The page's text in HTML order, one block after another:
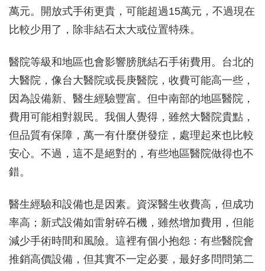
萬元。開放式手術更貴，可能超過15萬元，不過現在
比較少用了，除非結石太大或位置特殊。
醫院等級和地區也會影響膀胱結石手術費用。台北的
大醫院，像台大醫院或長庚醫院，收費可能高一些，
因為設備新、醫生經驗豐富。但中南部的地區醫院，
費用可能相對親民。我個人覺得，雖然大醫院貴點，
但品質有保障，萬一有什麼併發症，處理起來也比較
安心。不過，這不是絕對的，有些地區醫院做得也不
錯。
醫生經驗和設備也是因素。資深醫生收費高，但成功
率高；新式設備如雷射碎石機，雖然增加費用，但能
減少手術時間和風險。這裡有個小抱怨：有些醫院會
推銷高價設備，但其實不一定必要，最好多問問第二